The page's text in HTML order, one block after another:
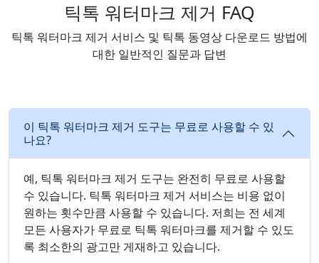
틱톡 워터마크 제거 FAQ
틱톡 워터마크 제거 서비스 및 틱톡 동영상 다운로드 방법에
대한 일반적인 질문과 답변
이 틱톡 워터마크 제거 도구는 무료로 사용할 수 있
나요?
예, 틱톡 워터마크 제거 도구는 완전히 무료로 사용할
수 있습니다. 틱톡 워터마크 제거 서비스는 비용 없이
원하는 횟수만큼 사용할 수 있습니다. 저희는 전 세계
모든 사용자가 무료로 틱톡 워터마크를 제거할 수 있도
록 최소한의 광고만 게재하고 있습니다.